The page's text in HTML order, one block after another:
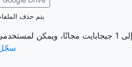
*يتم حذف الملفات بعد
جيجابايت؛
سجّل